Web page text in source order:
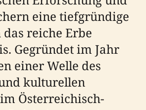
eine tiefgründige
reiche Erbe
Gegründet im Jahr
einer Welle des
kulturellen
Österreichisch-